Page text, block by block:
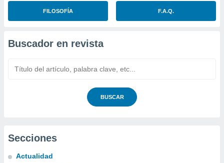
FILOSOFÍA F.A.Q.
Buscador en revista
BUSCAR
Secciones
Actualidad